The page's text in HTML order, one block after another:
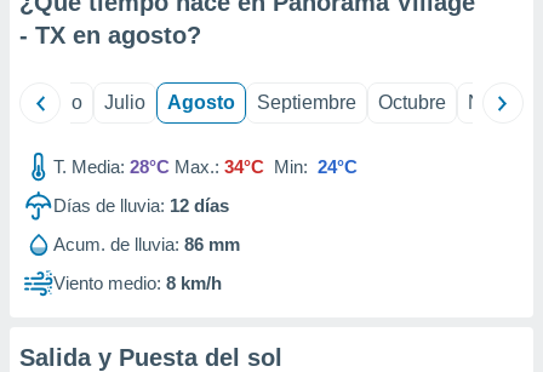
e
publicidad
publicidad
de
- TX en agosto?
Junio Julio Agosto Septiembre Octubre
T. Media: 28°C Max.: 34°C Min: 24°C
Días de lluvia: 12 días
Acum. de lluvia: 86 mm
Viento medio: 8 km/h
Salida y Puesta del sol